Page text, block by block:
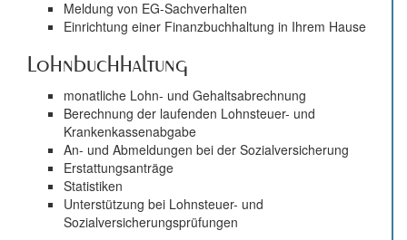
Meldung von EG-Sachverhalten
Einrichtung einer Finanzbuchhaltung in Ihrem Hause
Lohnbuchhaltung
monatliche Lohn- und Gehaltsabrechnung
Berechnung der laufenden Lohnsteuer- und
Krankenkassenabgabe
An- und Abmeldungen bei der Sozialversicherung
Erstattungsanträge
Statistiken
Unterstützung bei Lohnsteuer- und
Sozialversicherungsprüfungen